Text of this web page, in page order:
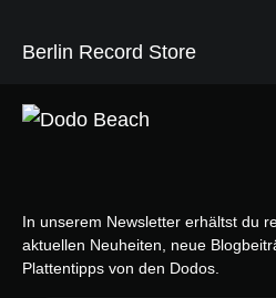
Berlin Record Store
In unserem Newsletter erhältst du
aktuellen Neuheiten, neue
Plattentipps von den Dodos.